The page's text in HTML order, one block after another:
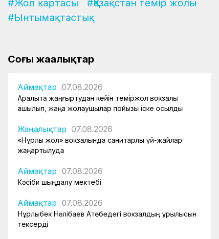
#Жол картасы
#Қазақстан темір жолы
#Ынтымақтастық
Соңғы жаңалықтар
Аймақтар 07.08.2026
Арқалықта жаңғыртудан кейін теміржол вокзалы
ашылып, жаңа жолаушылар пойызы іске қосылды
Жаңалықтар 07.08.2026
«Нұрлы жол» вокзалында санитарлық үй-жайлар
жаңартылуда
Аймақтар 07.08.2026
Кәсіби шыңдалу мектебі
Аймақтар 07.08.2026
Нұрлыбек Нәлібаев Ақтөбедегі вокзалдың құрылысын
тексерді